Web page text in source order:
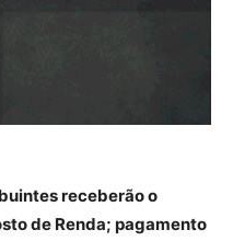
receberão o
de Renda; pagamento